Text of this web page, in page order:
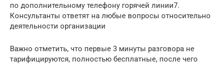
по дополнительному телефону горячей линии7.
Консультанты ответят на любые вопросы относительно
деятельности организации
Важно отметить, что первые 3 минуты разговора не
тарифицируются, полностью бесплатные, после чего